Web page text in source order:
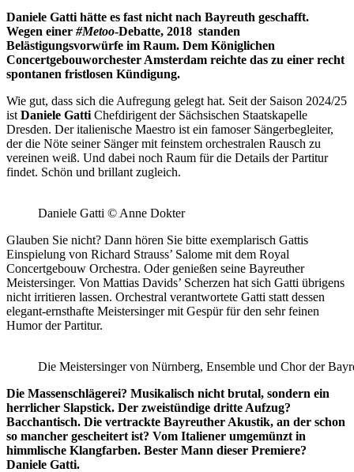
Daniele Gatti hätte es fast nicht nach Bayreuth geschafft.
Wegen einer #Metoo-Debatte, 2018 standen
Belästigungsvorwürfe im Raum. Dem Königlichen
Concertgebouworchester Amsterdam reichte das zu einer recht
spontanen fristlosen Kündigung.
Wie gut, dass sich die Aufregung gelegt hat. Seit der Saison 2024/25
ist Daniele Gatti Chefdirigent der Sächsischen Staatskapelle
Dresden. Der italienische Maestro ist ein famoser Sängerbegleiter,
der die Nöte seiner Sänger mit feinstem orchestralen Rausch zu
vereinen weiß. Und dabei noch Raum für die Details der Partitur
findet. Schön und brillant zugleich.
Daniele Gatti © Anne Dokter
Glauben Sie nicht? Dann hören Sie bitte exemplarisch Gattis
Einspielung von Richard Strauss’ Salome mit dem Royal
Concertgebouw Orchestra. Oder genießen seine Bayreuther
Meistersinger. Von Mattias Davids’ Scherzen hat sich Gatti übrigens
nicht irritieren lassen. Orchestral verantwortete Gatti statt dessen
elegant-ernsthafte Meistersinger mit Gespür für den sehr feinen
Humor der Partitur.
Die Meistersinger von Nürnberg, Ensemble und Chor der
Die Massenschlägerei? Musikalisch nicht brutal, sondern ein
herrlicher Slapstick. Der zweistündige dritte Aufzug?
Bacchantisch. Die vertrackte Bayreuther Akustik, an der schon
so mancher gescheitert ist? Vom Italiener umgemünzt in
himmlische Klangfarben. Bester Mann dieser Premiere?
Daniele Gatti.